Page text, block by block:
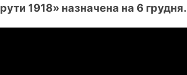
1918» назначена на 6 грудня.